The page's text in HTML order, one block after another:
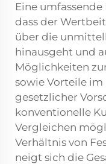
Eine
dass der
über die
hinausgeht und
Möglichkeiten
sowie Vorteile
gesetzlicher
konventionelle
Vergleichen
Verhältnis von
neigt sich die